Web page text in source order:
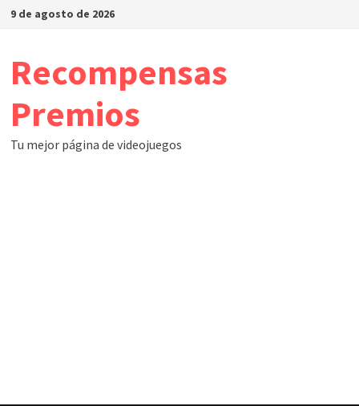
Saltar
9 de agosto de 2026
Recompensas
Premios
Tu mejor página de videojuegos